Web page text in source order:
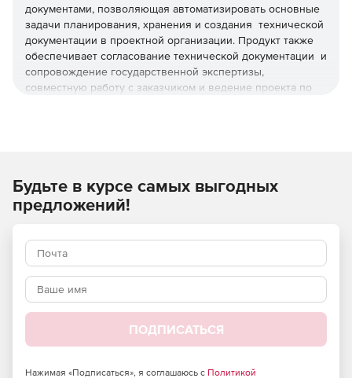
документами, позволяющая автоматизировать основные
задачи планирования, хранения и создания технической
документации в проектной организации. Продукт также
обеспечивает согласование технической документации и
сопровождение государственной экспертизы,
совместную работу с заказчиком и ведение проекта по
Основные преимущества
Работа с СУБД Postgre SQL, СУБД Postgres Pro,
Microsoft SQL Server, Oracle.
Открытый интерфейс с возможностью интеграции
Единая среда с возможностью совместной разработки
Будьте в курсе самых выгодных
предложений!
ПОДПИСАТЬСЯ
Нажимая «Подписаться», я соглашаюсь с Политикой